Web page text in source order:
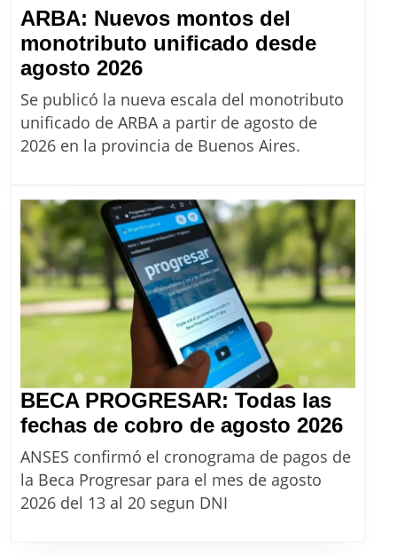
ARBA: Nuevos montos del
monotributo unificado desde
agosto 2026ARBA:
Nuevos
montos
del
desde
agosto
2026
Se publicó la nueva escala del monotributo
unificado de ARBA a partir de agosto de
2026 en la provincia de Buenos Aires.
BECA PROGRESAR: Todas las
fechas de cobro de agosto 2026
ANSES confirmó el cronograma de pagos de
la Beca Progresar para el mes de agosto
2026 del 13 al 20 segun DNI